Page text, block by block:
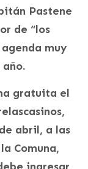
Pastene
de “los
muy
gratuita el
abril, a las
Comuna,